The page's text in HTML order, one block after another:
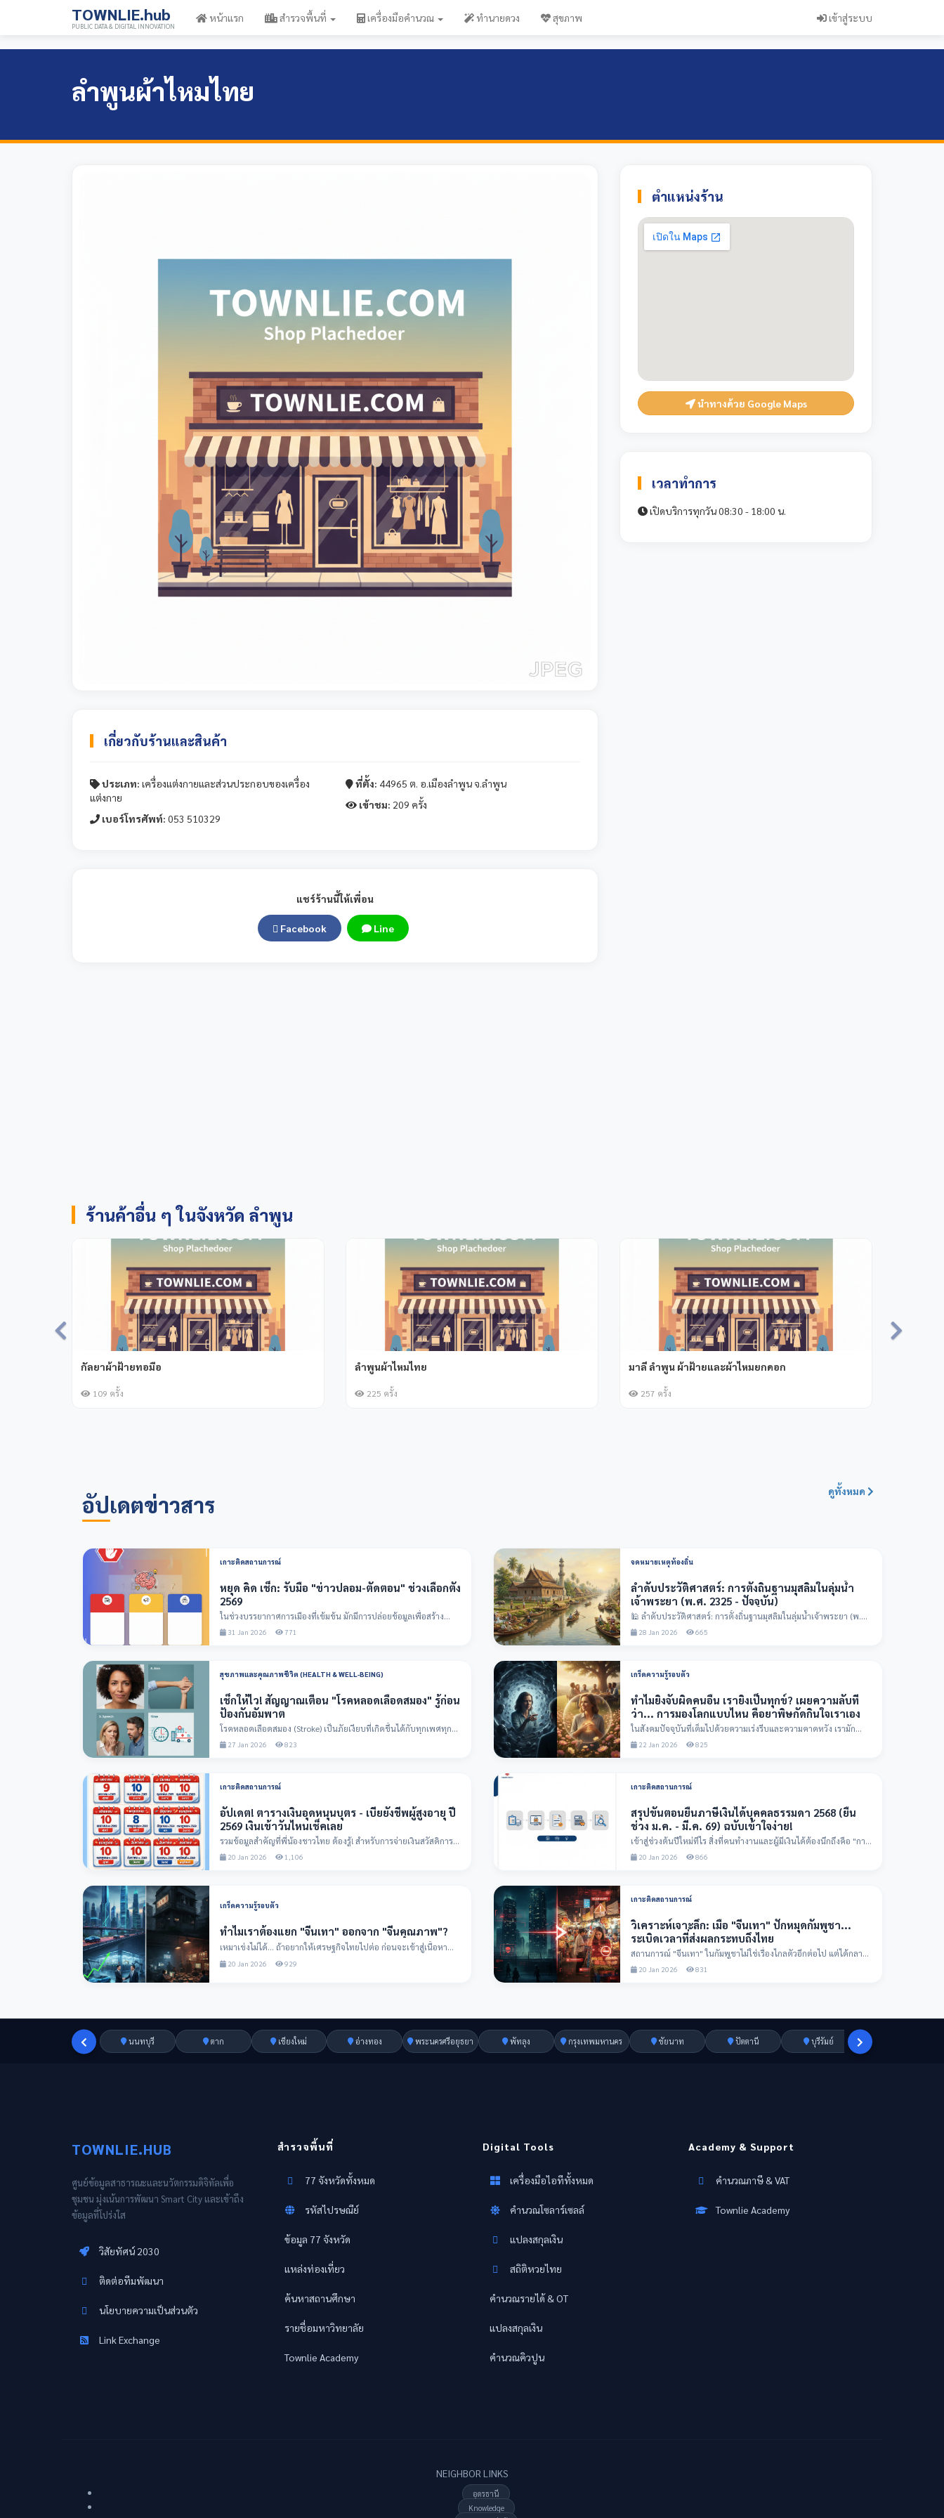
TOWNLIE.hub
PUBLIC DATA & DIGITAL INNOVATION
หน้าแรก สำรวจพื้นที่ เครื่องมือคำนวณ ทำนายดวง สุขภาพ เข้าสู่ระบบ
ลำพูนผ้าไหมไทย
เกี่ยวกับร้านและสินค้า
ประเภท: เครื่องแต่งกายและส่วนประกอบของเครื่อง
แต่งกาย
เบอร์โทรศัพท์: 053 510329
ที่ตั้ง: 44965 ต. อ.เมืองลำพูน จ.ลำพูน
เข้าชม: 209 ครั้ง
แชร์ร้านนี้ให้เพื่อน
Facebook Line
ตำแหน่งร้าน
นำทางด้วย Google Maps
เวลาทำการ
เปิดบริการทุกวัน 08:30 - 18:00 น.
ร้านค้าอื่น ๆ ในจังหวัด ลำพูน
กลุ่มทอผ้าแม่ขนาด
143 ครั้ง
กลุ่มทอผ้าฝ้ายบ้านดอนหลวง
133 ครั้ง
อุดมศิริผ้าฝ้าย
220 ครั้ง
อัปเดตข่าวสาร ดูทั้งหมด
เกาะติดสถานการณ์
หยุด คิด เช็ก: รับมือ "ข่าวปลอม-ตัดตอน" ช่วงเลือกตั้ง
2569
ในช่วงบรรยากาศการเมืองที่เข้มข้น มักมีการปล่อยข้อมูลเพื่อสร้าง
ความสับสนหรือทำลาย...
31 Jan 2026 771
จดหมายเหตุท้องถิ่น
ลำดับประวัติศาสตร์: การตั้งถิ่นฐานมุสลิมในลุ่มน้ำ
เจ้าพระยา (พ.ศ. 2325 - ปัจจุบัน)
🕌 ลำดับประวัติศาสตร์: การตั้งถิ่นฐานมุสลิมในลุ่มน้ำเจ้าพระยา (พ.ศ.
2325 - ปัจจุบ...
28 Jan 2026 665
สุขภาพและคุณภาพชีวิต (HEALTH & WELL-BEING)
เช็กให้ไว! สัญญาณเตือน "โรคหลอดเลือดสมอง" รู้ก่อน
ป้องกันอัมพาต
โรคหลอดเลือดสมอง (Stroke) เป็นภัยเงียบที่เกิดขึ้นได้กับทุกเพศทุกวัย
และเป็นสาเหต...
27 Jan 2026 823
เกร็ดความรู้รอบตัว
ทำไมยิ่งจับผิดคนอื่น เรายิ่งเป็นทุกข์? เผยความลับที่
ว่า... การมองโลกแบบไหน คือยาพิษกัดกินใจเราเอง
ในสังคมปัจจุบันที่เต็มไปด้วยความเร่งรีบและความคาดหวัง เรามัก
เผลอใช้สายตาเพื่อ "จ...
22 Jan 2026 825
เกาะติดสถานการณ์
อัปเดต! ตารางเงินอุดหนุนบุตร - เบี้ยยังชีพผู้สูงอายุ ปี
2569 เงินเข้าวันไหนเช็คเลย
รวมข้อมูลสำคัญที่พี่น้องชาวไทย ต้องรู้! สำหรับการจ่ายเงินสวัสดิการ
ภาครัฐ ประจำปี...
20 Jan 2026 1,106
เกาะติดสถานการณ์
สรุปขั้นตอนยื่นภาษีเงินได้บุคคลธรรมดา 2568 (ยื่น
ช่วง ม.ค. - มี.ค. 69) ฉบับเข้าใจง่าย!
เข้าสู่ช่วงต้นปีใหม่ทีไร สิ่งที่คนทำงานและผู้มีเงินได้ต้องนึกถึงคือ "การ
ยื่นภาษี...
20 Jan 2026 866
เกร็ดความรู้รอบตัว
ทำไมเราต้องแยก "จีนเทา" ออกจาก "จีนคุณภาพ"?
เหมาเข่งไม่ได้... ถ้าอยากให้เศรษฐกิจไทยไปต่อ ก่อนจะเข้าสู่เนื้อหา
ทางทีมงาน T...
20 Jan 2026 929
เกาะติดสถานการณ์
วิเคราะห์เจาะลึก: เมื่อ "จีนเทา" ปักหมุดกัมพูชา...
ระเบิดเวลาที่ส่งผลกระทบถึงไทย
สถานการณ์ "จีนเทา" ในกัมพูชาไม่ใช่เรื่องไกลตัวอีกต่อไป แต่ได้กลาย
เป็นโครงข่ายอาช...
20 Jan 2026 831
นนทบุรี ตาก เชียงใหม่ อ่างทอง พระนครศรีอยุธยา พัทลุง กรุงเทพมหานคร ชัยนาท ปัตตานี บุรีรัมย์
TOWNLIE.HUB
ศูนย์ข้อมูลสาธารณะและนวัตกรรมดิจิทัลเพื่อ
ชุมชน มุ่งเน้นการพัฒนา Smart City และเข้าถึง
ข้อมูลที่โปร่งใส
วิสัยทัศน์ 2030
ติดต่อทีมพัฒนา
นโยบายความเป็นส่วนตัว
Link Exchange
สำรวจพื้นที่
77 จังหวัดทั้งหมด
รหัสไปรษณีย์
ข้อมูล 77 จังหวัด
แหล่งท่องเที่ยว
ค้นหาสถานศึกษา
รายชื่อมหาวิทยาลัย
Townlie Academy
Digital Tools
เครื่องมือไอทีทั้งหมด
คำนวณโซลาร์เซลล์
แปลงสกุลเงิน
สถิติหวยไทย
คำนวณรายได้ & OT
แปลงสกุลเงิน
คำนวณคิวปูน
Academy & Support
คำนวณภาษี & VAT
Townlie Academy
NEIGHBOR LINKS
อุดรธานี
Knowledge